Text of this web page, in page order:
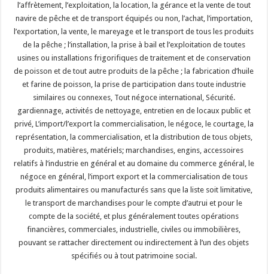
l’affrètement, l’exploitation, la location, la gérance et la vente de tout
navire de pêche et de transport équipés ou non, l’achat, l’importation,
l’exportation, la vente, le mareyage et le transport de tous les produits
de la pêche ; l’installation, la prise à bail et l’exploitation de toutes
usines ou installations frigorifiques de traitement et de conservation
de poisson et de tout autre produits de la pêche ; la fabrication d’huile
et farine de poisson, la prise de participation dans toute industrie
similaires ou connexes, Tout négoce international, Sécurité.
gardiennage, activités de nettoyage, entretien en de locaux public et
privé, L’import/l’export la commercialisation, le négoce, le courtage, la
représentation, la commercialisation, et la distribution de tous objets,
produits, matières, matériels; marchandises, engins, accessoires
relatifs à l’industrie en général et au domaine du commerce général, le
négoce en général, l’import export et la commercialisation de tous
produits alimentaires ou manufacturés sans que la liste soit limitative,
le transport de marchandises pour le compte d’autrui et pour le
compte de la société, et plus généralement toutes opérations
financières, commerciales, industrielle, civiles ou immobilières,
pouvant se rattacher directement ou indirectement à l’un des objets
spécifiés ou à tout patrimoine social.